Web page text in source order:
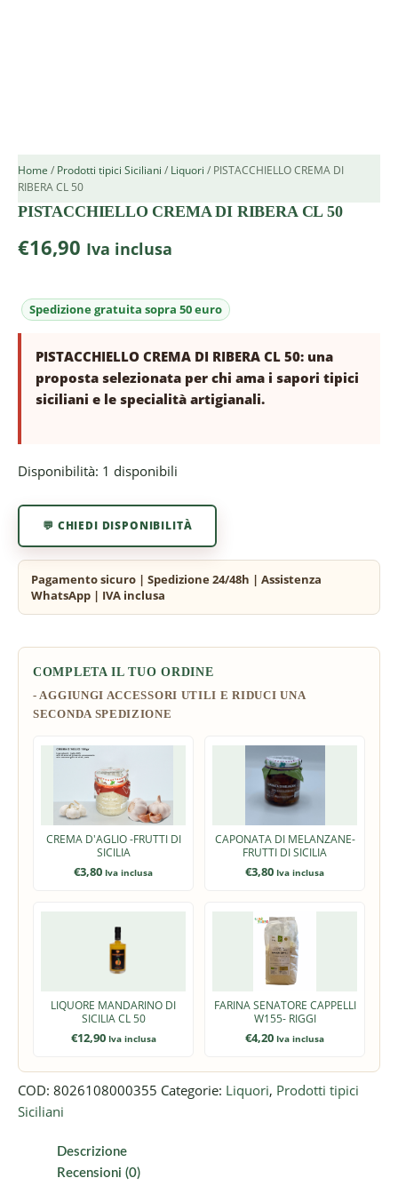
Home / Prodotti tipici Siciliani / Liquori / PISTACCHIELLO CREMA DI
RIBERA CL 50
PISTACCHIELLO CREMA DI RIBERA CL 50
€16,90 Iva inclusa
PISTACCHIELLO CREMA DI RIBERA CL 50: una
proposta selezionata per chi ama i sapori tipici
siciliani e le specialità artigianali.
Disponibilità: 1 disponibili
💬 CHIEDI DISPONIBILITÀ
COMPLETA IL TUO ORDINE
CREMA D'AGLIO -FRUTTI DI
SICILIA
€3,80 Iva inclusa
CAPONATA DI MELANZANE-
FRUTTI DI SICILIA
€3,80 Iva inclusa
LIQUORE MANDARINO DI
SICILIA CL 50
€12,90 Iva inclusa
FARINA SENATORE CAPPELLI
W155- RIGGI
€4,20 Iva inclusa
COD: 8026108000355 Categorie: Liquori, Prodotti tipici
Siciliani
Descrizione
Recensioni (0)